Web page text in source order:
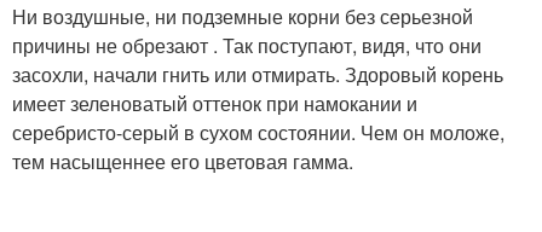
Ни воздушные, ни подземные корни без серьезной
причины не обрезают . Так поступают, видя, что они
засохли, начали гнить или отмирать. Здоровый корень
имеет зеленоватый оттенок при намокании и
серебристо-серый в сухом состоянии. Чем он моложе,
тем насыщеннее его цветовая гамма.